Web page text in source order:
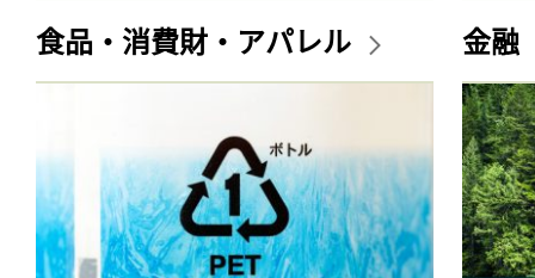
食品・消費財・アパレル 金融